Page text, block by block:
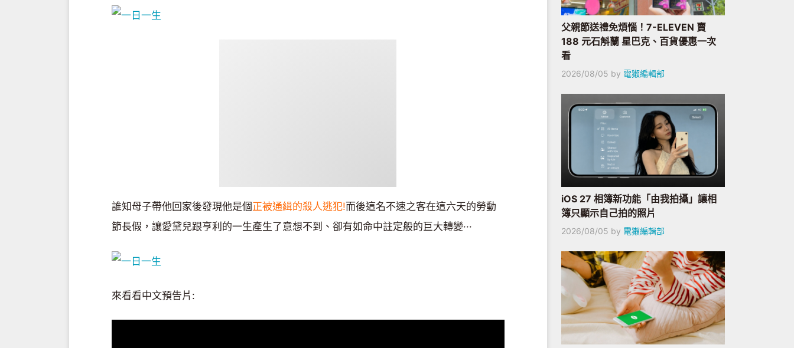
誰知母子帶他回家後發現他是個正被通緝的殺人逃犯!而後這名不速之客在這六天的勞動
節長假，讓愛黛兒跟亨利的一生產生了意想不到、卻有如命中註定般的巨大轉變···
來看看中文預告片:
父親節送禮免煩惱！7-ELEVEN 賣
188 元石斛蘭 星巴克、百貨優惠一次
看
2026/08/05 by 電獺編輯部
iOS 27 相簿新功能「由我拍攝」讓相
簿只顯示自己拍的照片
2026/08/05 by 電獺編輯部